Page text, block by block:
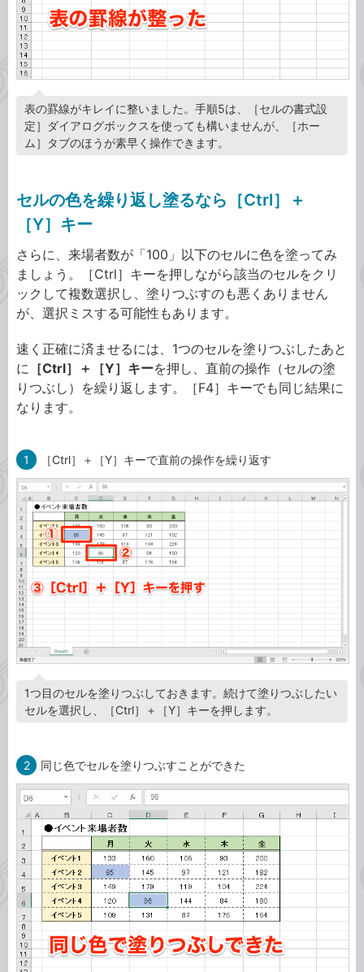
表の罫線がキレイに整いました。手順5は、［セルの書式設
定］ダイアログボックスを使っても構いませんが、［ホー
ム］タブのほうが素早く操作できます。
セルの色を繰り返し塗るなら［Ctrl］＋
［Y］キー
さらに、来場者数が「100」以下のセルに色を塗ってみ
ましょう。［Ctrl］キーを押しながら該当のセルをクリ
ックして複数選択し、塗りつぶすのも悪くありません
が、選択ミスする可能性もあります。
速く正確に済ませるには、1つのセルを塗りつぶしたあと
に ［Ctrl］＋［Y］キーを押し、直前の操作（セルの塗
りつぶし）を繰り返します。［F4］キーでも同じ結果に
なります。
1 ［Ctrl］＋［Y］キーで直前の操作を繰り返す
1つ目のセルを塗りつぶしておきます。続けて塗りつぶしたい
セルを選択し、［Ctrl］＋［Y］キーを押します。
2 同じ色でセルを塗りつぶすことができた